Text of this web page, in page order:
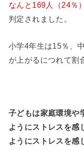
なんと169人（24％
判定されました。
小学4年生は15％、
が上がるにつれて割
子どもは家庭環境や
ようにストレスを感
ようにストレスを感